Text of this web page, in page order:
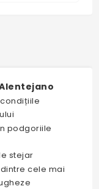
podgoriile
stejar
cele mai